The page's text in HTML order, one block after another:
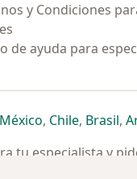
y Condiciones
de ayuda para
pestaña
una nueva pestaña
abre en una nueva
Méxicose abre en una
, Chilese abre
, Brasilse
,
tu especialista y